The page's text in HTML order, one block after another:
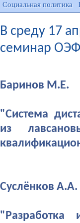
Социальная политика
В среду 17
семинар ОЭФ
Баринов М.Е.
"Система
из
Суслёнков А.А.
"Разработка